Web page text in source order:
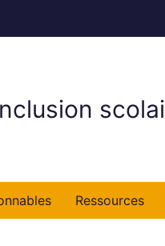
Ressources